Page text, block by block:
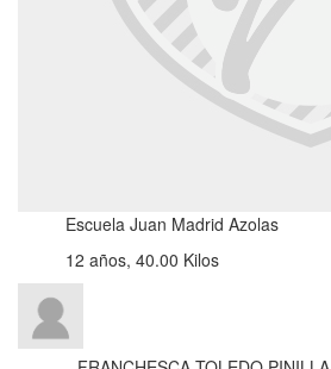
Escuela Juan Madrid Azolas
12 años, 40.00 Kilos